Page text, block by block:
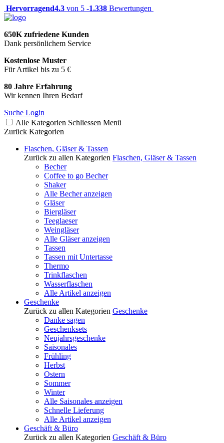
Hervorragend4.3 von 5 -1.338 Bewertungen
650K zufriedene Kunden
Dank persönlichem Service
Kostenlose Muster
Für Artikel bis zu 5 €
80 Jahre Erfahrung
Wir kennen Ihren Bedarf
Suche Login
Alle Kategorien Schliessen Menü
Zurück Kategorien
Flaschen, Gläser & Tassen
Zurück zu allen Kategorien Flaschen, Gläser & Tassen
Becher
Coffee to go Becher
Shaker
Alle Becher anzeigen
Gläser
Biergläser
Teeglaeser
Weingläser
Alle Gläser anzeigen
Tassen
Tassen mit Untertasse
Thermo
Trinkflaschen
Wasserflaschen
Alle Artikel anzeigen
Geschenke
Zurück zu allen Kategorien Geschenke
Danke sagen
Geschenksets
Neujahrsgeschenke
Saisonales
Frühling
Herbst
Ostern
Sommer
Winter
Alle Saisonales anzeigen
Schnelle Lieferung
Alle Artikel anzeigen
Geschäft & Büro
Zurück zu allen Kategorien Geschäft & Büro